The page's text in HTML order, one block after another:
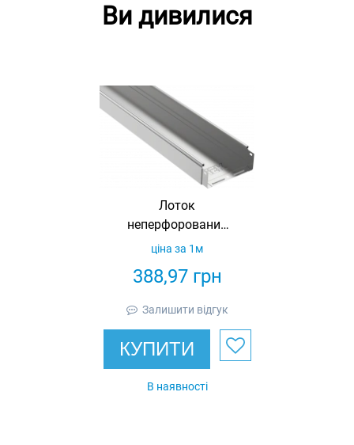
Ви дивилися
Лоток
неперфорований
80х300х3000 0,8
388,97грн
ціна за 1м
Залишити відгук
КУПИТИ
В наявності